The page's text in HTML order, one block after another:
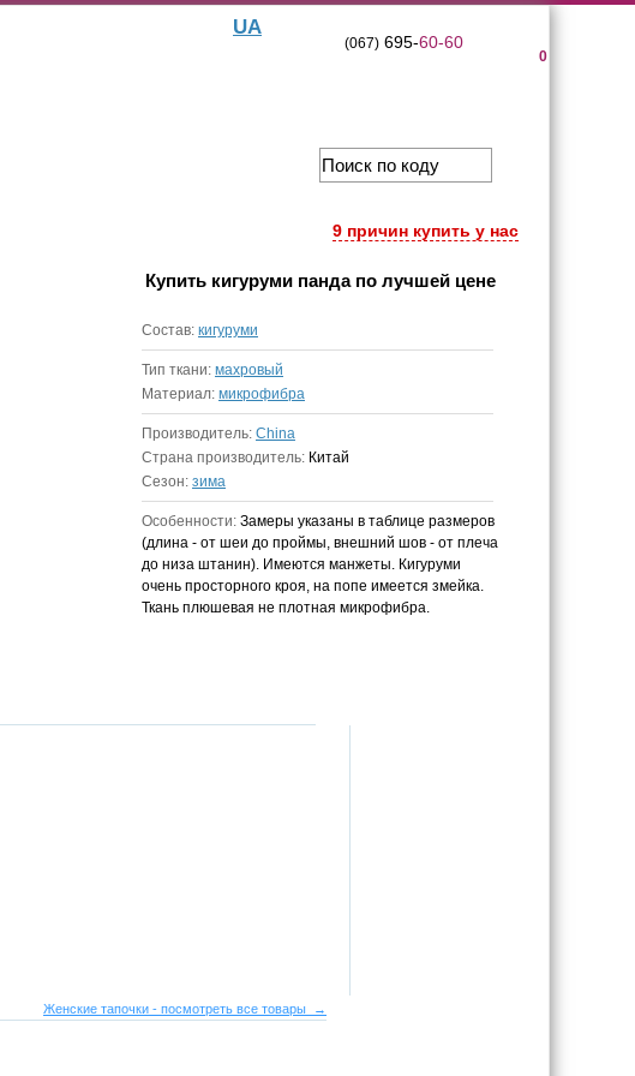
UA
0
(067)695-60-60
9 причин купить у нас
Купить кигуруми панда по лучшей цене
Состав: кигуруми
Тип ткани: махровый
Материал: микрофибра
Производитель: China
Страна производитель: Китай
Сезон: зима
Особенности: Замеры указаны в таблице размеров
(длина - от шеи до проймы, внешний шов - от плеча
до низа штанин). Имеются манжеты. Кигуруми
очень просторного кроя, на попе имеется змейка.
Ткань плюшевая не плотная микрофибра.
Женские тапочки - посмотреть все товары →